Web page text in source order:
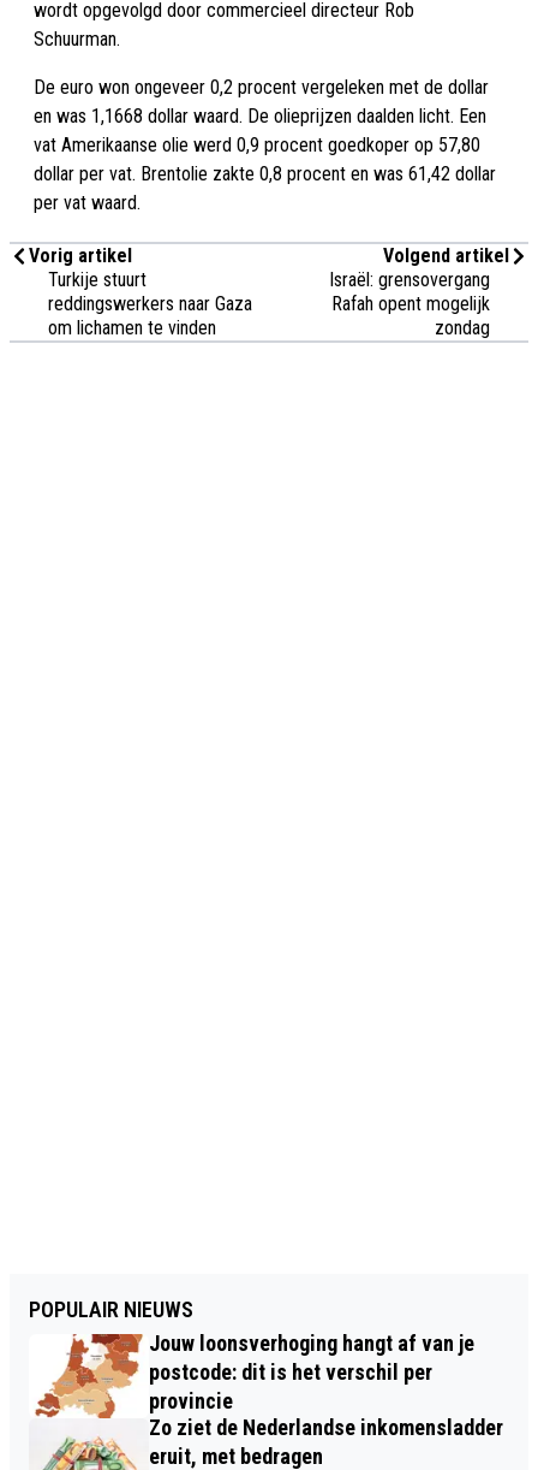
wordt opgevolgd door commercieel directeur Rob
Schuurman.
De euro won ongeveer 0,2 procent vergeleken met de dollar
en was 1,1668 dollar waard. De olieprijzen daalden licht. Een
vat Amerikaanse olie werd 0,9 procent goedkoper op 57,80
dollar per vat. Brentolie zakte 0,8 procent en was 61,42 dollar
per vat waard.
Vorig artikel
Turkije stuurt
reddingswerkers naar Gaza
om lichamen te vinden
Volgend artikel
Israël: grensovergang
Rafah opent mogelijk
zondag
POPULAIR NIEUWS
Jouw loonsverhoging hangt af van je
postcode: dit is het verschil per
provincie
Zo ziet de Nederlandse inkomensladder
eruit, met bedragen